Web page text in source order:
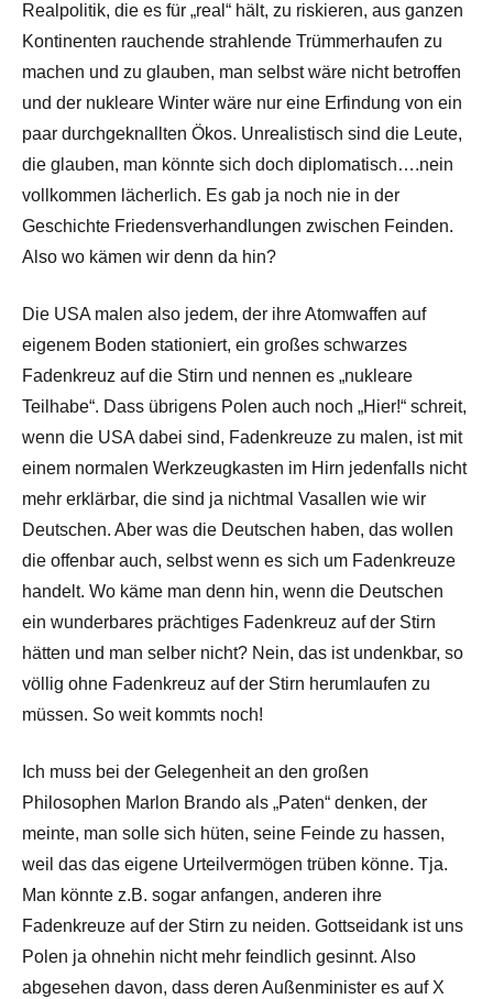
Realpolitik, die es für „real“ hält, zu riskieren, aus ganzen
Kontinenten rauchende strahlende Trümmerhaufen zu
machen und zu glauben, man selbst wäre nicht betroffen
und der nukleare Winter wäre nur eine Erfindung von ein
paar durchgeknallten Ökos. Unrealistisch sind die Leute,
die glauben, man könnte sich doch diplomatisch….nein
vollkommen lächerlich. Es gab ja noch nie in der
Geschichte Friedensverhandlungen zwischen Feinden.
Also wo kämen wir denn da hin?
Die USA malen also jedem, der ihre Atomwaffen auf
eigenem Boden stationiert, ein großes schwarzes
Fadenkreuz auf die Stirn und nennen es „nukleare
Teilhabe“. Dass übrigens Polen auch noch „Hier!“ schreit,
wenn die USA dabei sind, Fadenkreuze zu malen, ist mit
einem normalen Werkzeugkasten im Hirn jedenfalls nicht
mehr erklärbar, die sind ja nichtmal Vasallen wie wir
Deutschen. Aber was die Deutschen haben, das wollen
die offenbar auch, selbst wenn es sich um Fadenkreuze
handelt. Wo käme man denn hin, wenn die Deutschen
ein wunderbares prächtiges Fadenkreuz auf der Stirn
hätten und man selber nicht? Nein, das ist undenkbar, so
völlig ohne Fadenkreuz auf der Stirn herumlaufen zu
müssen. So weit kommts noch!
Ich muss bei der Gelegenheit an den großen
Philosophen Marlon Brando als „Paten“ denken, der
meinte, man solle sich hüten, seine Feinde zu hassen,
weil das das eigene Urteilvermögen trüben könne. Tja.
Man könnte z.B. sogar anfangen, anderen ihre
Fadenkreuze auf der Stirn zu neiden. Gottseidank ist uns
Polen ja ohnehin nicht mehr feindlich gesinnt. Also
abgesehen davon, dass deren Außenminister es auf X